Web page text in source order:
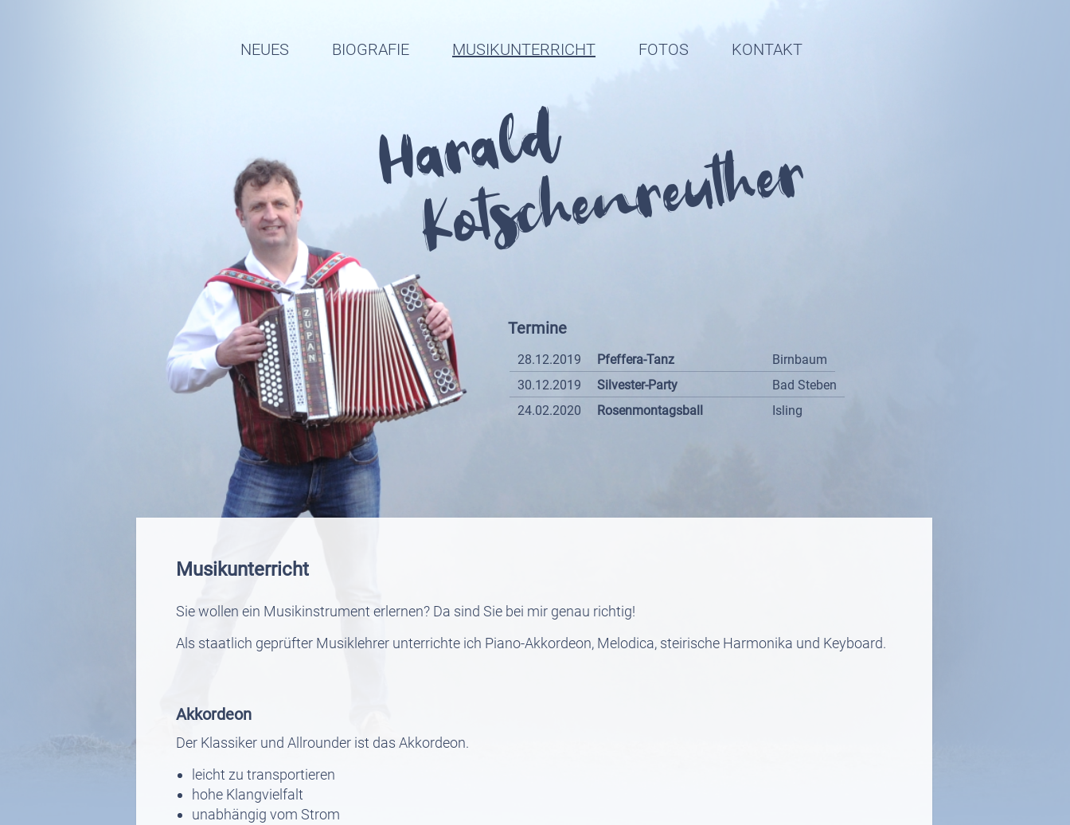
NEUES BIOGRAFIE MUSIKUNTERRICHT FOTOS KONTAKT
Harald
Kotschenreuther
Termine
28.12.2019 Pfeffera-Tanz
Birnbaum
30.12.2019
Silvester-Party
Bad Steben
24.02.2020
Rosenmontagsball Isling
Musikunterricht
Sie wollen ein Musikinstrument erlernen? Da sind Sie bei mir genau richtig!
Als staatlich geprüfter Musiklehrer unterrichte ich Piano-Akkordeon, Melodica, steirische Harmonika und Keyboard.
Akkordeon
Der Klassiker und Allrounder ist das Akkordeon.
leicht zu transportieren
hohe Klangvielfalt
unabhängig vom Strom